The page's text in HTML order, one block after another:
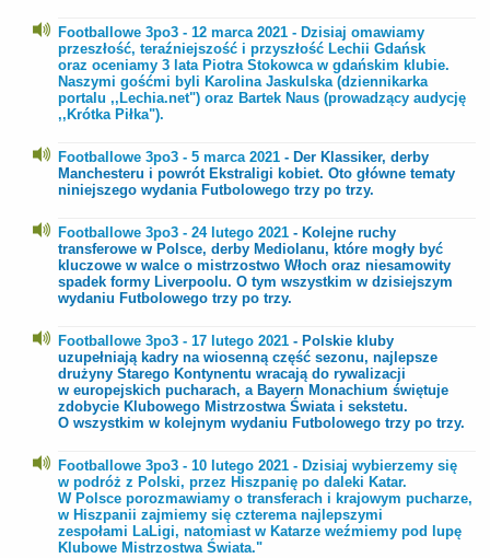
Footballowe 3po3 - 12 marca 2021 - Dzisiaj omawiamy
przeszłość, teraźniejszość i przyszłość Lechii Gdańsk
oraz oceniamy 3 lata Piotra Stokowca w gdańskim klubie.
Naszymi gośćmi byli Karolina Jaskulska (dziennikarka
portalu ,,Lechia.net") oraz Bartek Naus (prowadzący audycję
,,Krótka Piłka").
Footballowe 3po3 - 5 marca 2021 - Der Klassiker, derby
Manchesteru i powrót Ekstraligi kobiet. Oto główne tematy
niniejszego wydania Futbolowego trzy po trzy.
Footballowe 3po3 - 24 lutego 2021 - Kolejne ruchy
transferowe w Polsce, derby Mediolanu, które mogły być
kluczowe w walce o mistrzostwo Włoch oraz niesamowity
spadek formy Liverpoolu. O tym wszystkim w dzisiejszym
wydaniu Futbolowego trzy po trzy.
Footballowe 3po3 - 17 lutego 2021 - Polskie kluby
uzupełniają kadry na wiosenną część sezonu, najlepsze
drużyny Starego Kontynentu wracają do rywalizacji
w europejskich pucharach, a Bayern Monachium świętuje
zdobycie Klubowego Mistrzostwa Świata i sekstetu.
O wszystkim w kolejnym wydaniu Futbolowego trzy po trzy.
Footballowe 3po3 - 10 lutego 2021 - Dzisiaj wybierzemy się
w podróż z Polski, przez Hiszpanię po daleki Katar.
W Polsce porozmawiamy o transferach i krajowym pucharze,
w Hiszpanii zajmiemy się czterema najlepszymi
zespołami LaLigi, natomiast w Katarze weźmiemy pod lupę
Klubowe Mistrzostwa Świata."